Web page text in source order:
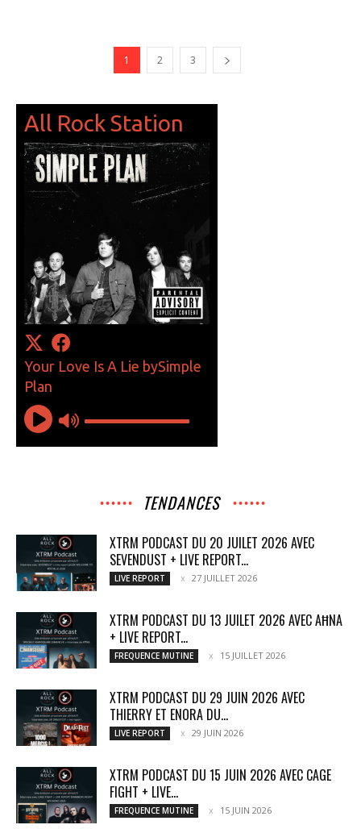
1 2 3
TENDANCES
XTRM PODCAST DU 20 JUILET 2026 AVEC
SEVENDUST + LIVE REPORT...
LIVE REPORT 27 JUILLET 2026
XTRM PODCAST DU 13 JUILET 2026 AVEC AĦNA
+ LIVE REPORT...
FREQUENCE MUTINE 15 JUILLET 2026
XTRM PODCAST DU 29 JUIN 2026 AVEC
THIERRY ET ENORA DU...
LIVE REPORT 29 JUIN 2026
XTRM PODCAST DU 15 JUIN 2026 AVEC CAGE
FIGHT + LIVE...
FREQUENCE MUTINE 15 JUIN 2026